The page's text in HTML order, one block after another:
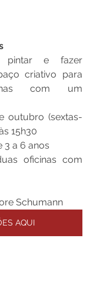
pintar e fazer
criativo para
com um
outubro (sextas-
15h30
3 a 6 anos
oficinas com
Schumann
AQUI